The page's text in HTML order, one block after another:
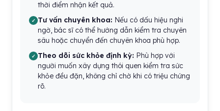
thời điểm nhận kết quả.
Tư vấn chuyên khoa: Nếu có dấu hiệu nghi
ngờ, bác sĩ có thể hướng dẫn kiểm tra chuyên
sâu hoặc chuyển đến chuyên khoa phù hợp.
Theo dõi sức khỏe định kỳ: Phù hợp với
người muốn xây dựng thói quen kiểm tra sức
khỏe đều đặn, không chỉ chờ khi có triệu chứng
rõ.